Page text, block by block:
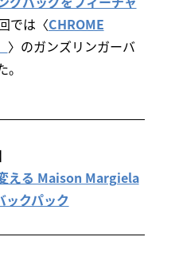
では〈CHROME
〉のガンズリンガーバ
える Maison Margiela
ックパック